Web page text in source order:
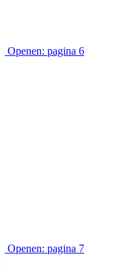
Openen: pagina 6
Openen: pagina 7